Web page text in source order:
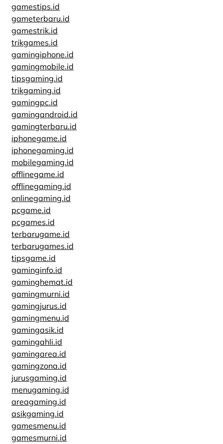
gamestips.id
gameterbaru.id
gamestrik.id
trikgames.id
gamingiphone.id
gamingmobile.id
tipsgaming.id
trikgaming.id
gamingpc.id
gamingandroid.id
gamingterbaru.id
iphonegame.id
iphonegaming.id
mobilegaming.id
offlinegame.id
offlinegaming.id
onlinegaming.id
pcgame.id
pcgames.id
terbarugame.id
terbarugames.id
tipsgame.id
gaminginfo.id
gaminghemat.id
gamingmurni.id
gamingjurus.id
gamingmenu.id
gamingasik.id
gamingahli.id
gamingarea.id
gamingzona.id
jurusgaming.id
menugaming.id
areagaming.id
asikgaming.id
gamesmenu.id
gamesmurni.id